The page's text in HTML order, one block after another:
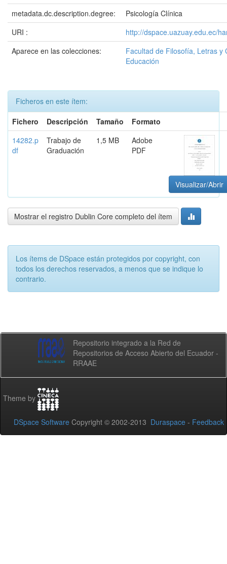
metadata.dc.description.degree:
Psicología Clínica
URI :
http://dspace.uazuay.edu.ec/
Aparece en las colecciones:
Facultad de Filosofía, Letras y
Educación
Ficheros en este ítem:
Fichero
Descripción Tamaño
Formato
14282.p
df
Trabajo de
Graduación
1,5 MB
Adobe
PDF
Visualizar/Abrir
Mostrar el registro Dublin Core completo del ítem
Los ítems de DSpace están protegidos por copyright, con
todos los derechos reservados, a menos que se indique lo
contrario.
Repositorio integrado a la Red de
Repositorios de Acceso Abierto del Ecuador -
RRAAE
Theme by
DSpace Software Copyright © 2002-2013 Duraspace - Feedback